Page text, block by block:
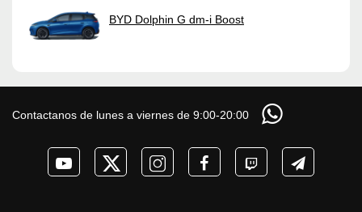
BYD Dolphin G dm-i Boost
Contactanos de lunes a viernes de 9:00-20:00